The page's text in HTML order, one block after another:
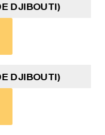
DJIBOUTI)
DJIBOUTI)